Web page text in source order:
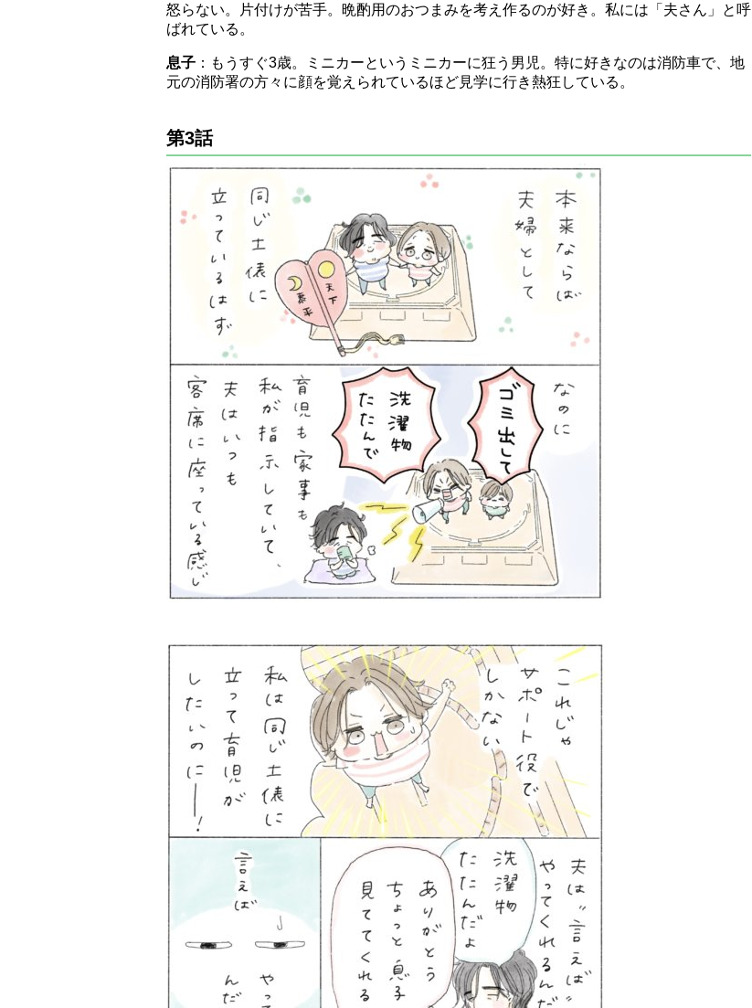
怒らない。片付けが苦手。晩酌用のおつまみを考え作るのが好き。私には「夫さん」と呼
ばれている。
息子 ：もうすぐ3歳。ミニカーというミニカーに狂う男児。特に好きなのは消防車で、地
元の消防署の方々に顔を覚えられているほど見学に行き熱狂している。
第3話